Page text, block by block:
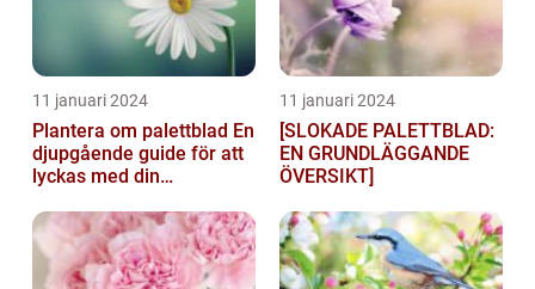
11 januari 2024
Plantera om palettblad En
djupgående guide för att
lyckas med din
11 januari 2024
[SLOKADE PALETTBLAD:
EN GRUNDLÄGGANDE
ÖVERSIKT]